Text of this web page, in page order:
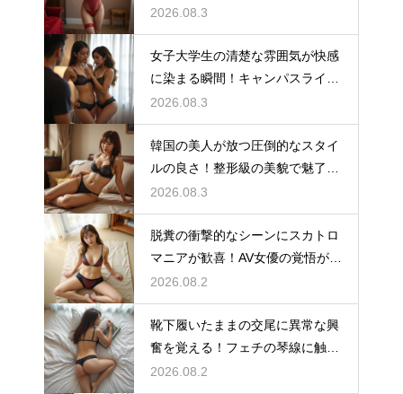
縮した最高のAV
2026.08.3
女子大学生の清楚な雰囲気が快感
に染まる瞬間！キャンパスライフ
の裏側に潜む背徳のAV
2026.08.3
韓国の美人が放つ圧倒的なスタイ
ルの良さ！整形級の美貌で魅了す
る至高の海外AV
2026.08.3
脱糞の衝撃的なシーンにスカトロ
マニアが歓喜！AV女優の覚悟が伝
わる限界突破の映像
2026.08.2
靴下履いたままの交尾に異常な興
奮を覚える！フェチの琴線に触れ
る至高のAV
2026.08.2